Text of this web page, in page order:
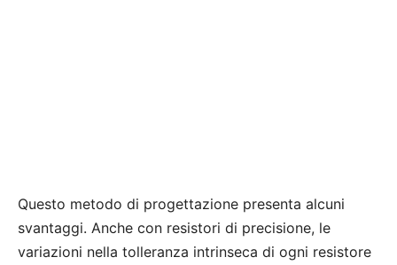
Questo metodo di progettazione presenta alcuni
svantaggi. Anche con resistori di precisione, le
variazioni nella tolleranza intrinseca di ogni resistore